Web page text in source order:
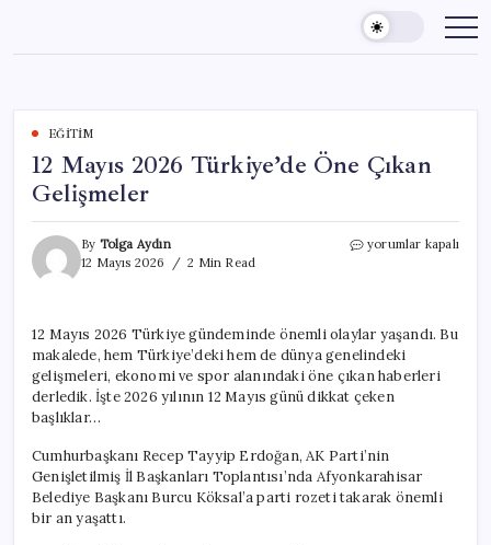
content
EĞITIM
12 Mayıs 2026 Türkiye’de Öne Çıkan
Gelişmeler
By Tolga Aydın
12 Mayıs 2026
2 Min Read
12
Çıkan
Gelişmeler
için
yorumlar kapalı
12 Mayıs 2026 Türkiye gündeminde önemli olaylar yaşandı. Bu
makalede, hem Türkiye’deki hem de dünya genelindeki
gelişmeleri, ekonomi ve spor alanındaki öne çıkan haberleri
derledik. İşte 2026 yılının 12 Mayıs günü dikkat çeken
başlıklar…
Cumhurbaşkanı Recep Tayyip Erdoğan, AK Parti’nin
Genişletilmiş İl Başkanları Toplantısı’nda Afyonkarahisar
Belediye Başkanı Burcu Köksal’a parti rozeti takarak önemli
bir an yaşattı.